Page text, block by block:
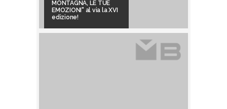
MONTAGNA, LE TUE
EMOZIONI" al via la XVI
edizione!